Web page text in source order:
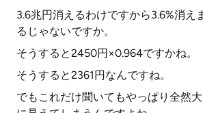
3.6兆円消えるわけですから3.6%消え
るじゃないですか。
そうすると2450円×0.964ですかね。
そうすると2361円なんですね。
でもこれだけ聞いてもやっぱり全然